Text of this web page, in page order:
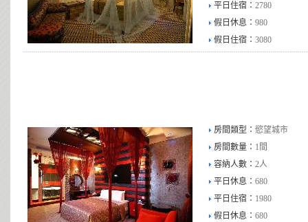
平日住宿： 2780
假日休息： 980
假日住宿： 3080
房間類型： 慾望城市
房間數量： 1間
容納人數： 2人
平日休息： 680
平日住宿： 1980
假日休息： 680